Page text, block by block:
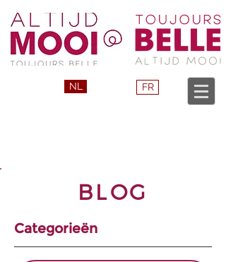
NL FR
BLOG
Categorieën